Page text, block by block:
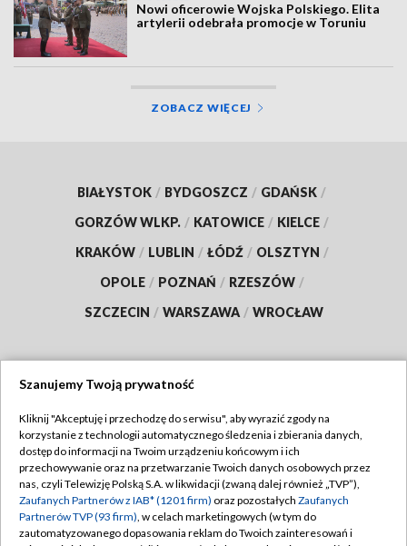
Nowi oficerowie Wojska Polskiego. Elita
artylerii odebrała promocje w Toruniu
ZOBACZ WIĘCEJ
BIAŁYSTOK / BYDGOSZCZ / GDAŃSK /
GORZÓW WLKP. / KATOWICE / KIELCE /
KRAKÓW / LUBLIN / ŁÓDŹ / OLSZTYN /
OPOLE / POZNAŃ / RZESZÓW /
SZCZECIN / WARSZAWA / WROCŁAW
TVP
Abonament TVP
Emisja w TVP
Centrum informacji TVP
Regulamin TVP
Polityka prywatności
Moje zgody
Szanujemy Twoją prywatność
Kliknij "Akceptuję i przechodzę do serwisu", aby wyrazić zgody na
korzystanie z technologii automatycznego śledzenia i zbierania danych,
dostęp do informacji na Twoim urządzeniu końcowym i ich
przechowywanie oraz na przetwarzanie Twoich danych osobowych przez
nas, czyli Telewizję Polską S.A. w likwidacji (zwaną dalej również „TVP”),
Zaufanych Partnerów z IAB* (1201 firm) oraz pozostałych Zaufanych
Partnerów TVP (93 firm), w celach marketingowych (w tym do
zautomatyzowanego dopasowania reklam do Twoich zainteresowań i